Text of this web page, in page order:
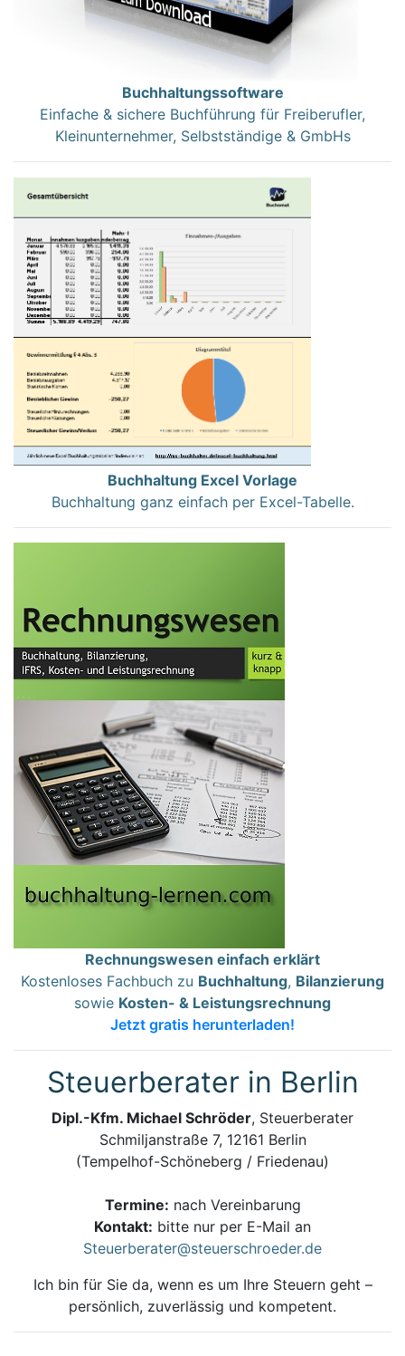
Buchhaltungssoftware
Einfache & sichere Buchführung für Freiberufler,
Kleinunternehmer, Selbstständige & GmbHs
Buchhaltung Excel Vorlage
Buchhaltung ganz einfach per Excel-Tabelle.
Rechnungswesen einfach erklärt
Kostenloses Fachbuch zu Buchhaltung, Bilanzierung
sowie Kosten- & Leistungsrechnung
Jetzt gratis herunterladen!
Steuerberater in Berlin
Dipl.-Kfm. Michael Schröder, Steuerberater
Schmiljanstraße 7, 12161 Berlin
(Tempelhof-Schöneberg / Friedenau)
Termine: nach Vereinbarung
Kontakt: bitte nur per E-Mail an
Steuerberater@steuerschroeder.de
Ich bin für Sie da, wenn es um Ihre Steuern geht –
persönlich, zuverlässig und kompetent.